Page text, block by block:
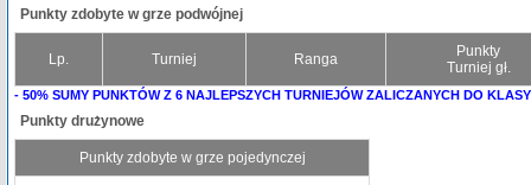
Punkty zdobyte w grze podwójnej
Lp. Turniej Ranga
Punkty
Turniej gł.
- 50% SUMY PUNKTÓW Z 6 NAJLEPSZYCH TURNIEJÓW ZALICZANYCH DO
Punkty drużynowe
Punkty zdobyte w grze pojedynczej